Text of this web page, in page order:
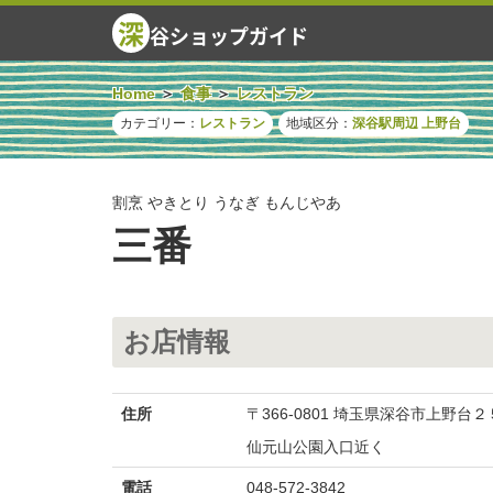
深 谷ショップガイド
Home 食事 レストラン
カテゴリー： レストラン 地域区分： 深谷駅周辺 上野台
割烹 やきとり うなぎ もんじやあ
三番
お店情報
住所
〒366-0801 埼玉県深谷市上野台２
仙元山公園入口近く
電話 048-572-3842